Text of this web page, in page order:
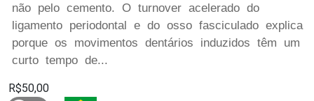
não pelo cemento. O turnover acelerado do
ligamento periodontal e do osso fasciculado explica
porque os movimentos dentários induzidos têm um
curto tempo de...
R$50,00